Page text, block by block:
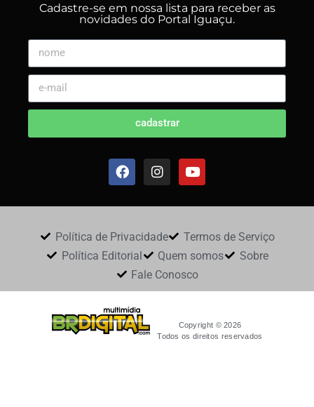
Cadastre-se em nossa lista para receber as
novidades do Portal Iguaçu.
cadastrar
Política de Privacidade
Termos de Serviço
Política Editorial
Quem somos
Sobre
Fale Conosco
Copyright © 2026
Todos os direitos reservados